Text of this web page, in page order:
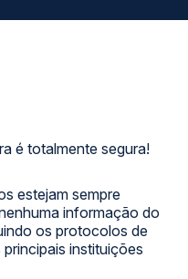
é totalmente segura!
estejam sempre
informação do
os protocolos de
instituições